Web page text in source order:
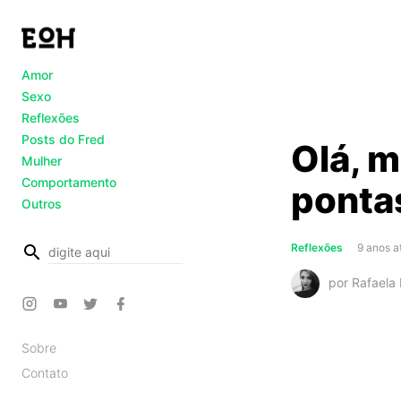
Amor
Sexo
Reflexões
Posts do Fred
Mulher
Comportamento
Outros
busca
Sobre
Contato
Olá,
Reflexões 9 anos
por Rafaela